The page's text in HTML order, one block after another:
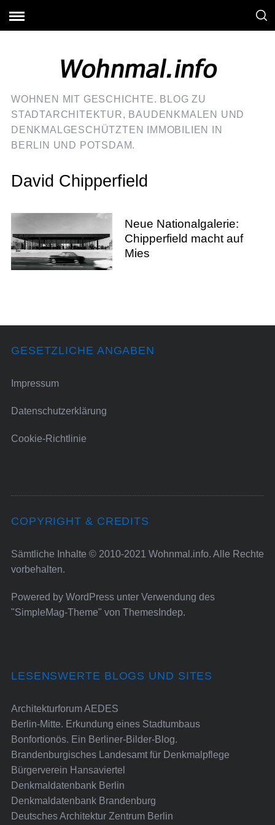
WOHNEN MIT GESCHICHTE. BLOG ZU
STADTARCHITEKTUR, BAUDENKMALEN UND
DENKMALGESCHÜTZTEN IMMOBILIEN IN
BERLIN UND POTSDAM.
David Chipperfield
Neue Nationalgalerie:
Chipperfield macht auf
Mies
GESETZLICHE ANGABEN
Impressum
Datenschutzerklärung
Cookie-Richtlinie
COPYRIGHT & CREDITS
Sämtliche Inhalte © 2010-2021 Wohnmal.info. Alle Rechte
vorbehalten.
Powered by WordPressunter Verwendung des
"SimpleMag-Theme" von ThemesIndep.
LESENSWERTE BLOGS UND SITES
Architekturforum AEDES
Berlin-Mitte. Erkundung eines Stadtumbaus
Bonfortionös. Ein Berliner-Bilder-Blog.
Brandenburgisches Landesamt für Denkmalpflege
Bürgerverein Hansaviertel
Denkmaldatenbank Berlin
Denkmaldatenbank Brandenburg
Deutsches Architektur Zentrum Berlin